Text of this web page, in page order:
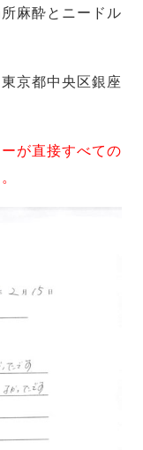
麻酔とニードル
京都中央区銀座
が直接すべての